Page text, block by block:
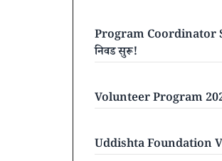
Program Coordinator
निवड सुरू!
Volunteer Program 2026
Uddishta Foundation